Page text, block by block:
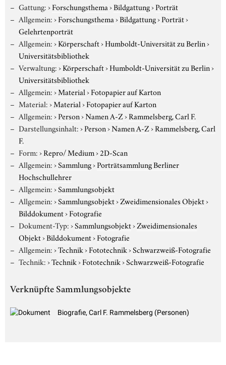
Gattung:›Forschungsthema›Bildgattung›Porträt
Allgemein:›Forschungsthema›Bildgattung›Porträt›
Gelehrtenporträt
Allgemein:›Körperschaft›Humboldt-Universität zu Berlin›
Universitätsbibliothek
Verwaltung:›Körperschaft›Humboldt-Universität zu Berlin›
Universitätsbibliothek
Allgemein:›Material›Fotopapier auf Karton
Material:›Material›Fotopapier auf Karton
Allgemein:›Person›Namen A-Z›Rammelsberg, Carl F.
Darstellungsinhalt:›Person›Namen A-Z›Rammelsberg, Carl
F.
Form:›Repro/ Medium›2D-Scan
Allgemein:›Sammlung›Porträtsammlung Berliner
Hochschullehrer
Allgemein:›Sammlungsobjekt
Allgemein:›Sammlungsobjekt›Zweidimensionales Objekt›
Bilddokument›Fotografie
Dokument-Typ:›Sammlungsobjekt›Zweidimensionales
Objekt›Bilddokument›Fotografie
Allgemein:›Technik›Fototechnik›Schwarzweiß-Fotografie
Technik:›Technik›Fototechnik›Schwarzweiß-Fotografie
Verknüpfte Sammlungsobjekte
Biografie, Carl F. Rammelsberg (Personen)